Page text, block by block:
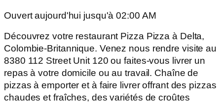
Ouvert aujourd'hui jusqu'à 02:00 AM
Découvrez votre restaurant Pizza Pizza à Delta,
Colombie-Britannique. Venez nous rendre visite au
8380 112 Street Unit 120 ou faites-vous livrer un
repas à votre domicile ou au travail. Chaîne de
pizzas à emporter et à faire livrer offrant des pizzas
chaudes et fraîches, des variétés de croûtes